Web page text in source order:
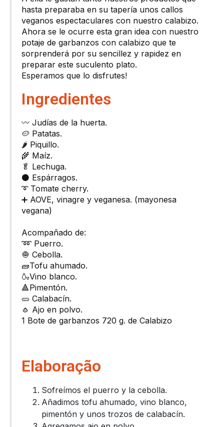
hasta preparaba en su tapería unos callos
veganos espectaculares con nuestro calabizo.
Ahora se le ocurre esta gran idea con nuestro
potaje de garbanzos con calabizo que te
sorprenderá por su sencillez y rapidez en
preparar este suculento plato.
Esperamos que lo disfrutes!
Ingredientes
〰️ Judías de la huerta.
🥔 Patatas​.
🌶 Piquillo​.
🌾 Maíz.​
🥬 Lechuga​.
⚫️ Espárragos.​
➰ Tomate cherry​.
➕ AOVE, vinagre y veganesa.​ (mayonesa
vegana)
Acompañado de:
➿ Puerro.​
🧅 Cebolla. ​
🧱Tofu ahumado.​
🍶Vino blanco.​
🔺Pimentón.​
🥒 Calabacín.
🧄 Ajo en polvo.​
1 Bote de garbanzos 720 g. de Calabizo
Elaboração
Sofreímos el puerro y la cebolla.
Añadimos tofu ahumado, vino blanco,
pimentón y unos trozos de calabacín.